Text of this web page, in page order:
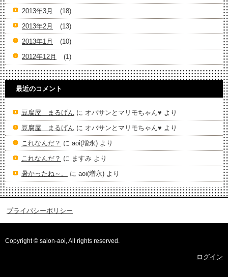
2013年3月
(18)
2013年2月
(13)
2013年1月
(10)
2012年12月
(1)
最近のコメント
豆腐屋 まるげん に オバサンとマリモちゃん♥️ より
豆腐屋 まるげん に オバサンとマリモちゃん♥️ より
これなんだ？ に aoi(増永) より
これなんだ？ に ますみ より
暑かったね～。
に aoi(増永) より
プライバシーポリシー
Copyright © salon-aoi, All rights reserved.
ログイン